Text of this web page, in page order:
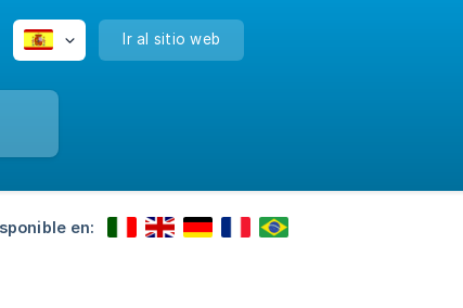
Ir al sitio web
en: